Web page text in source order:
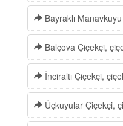
Bayraklı
Balçova Çiçekçi,
İnciraltı Çiçekçi,
Üçkuyular Çiçekçi,